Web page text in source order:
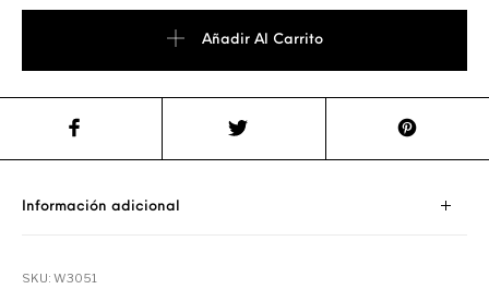
Añadir Al Carrito
Información adicional
SKU:W3051